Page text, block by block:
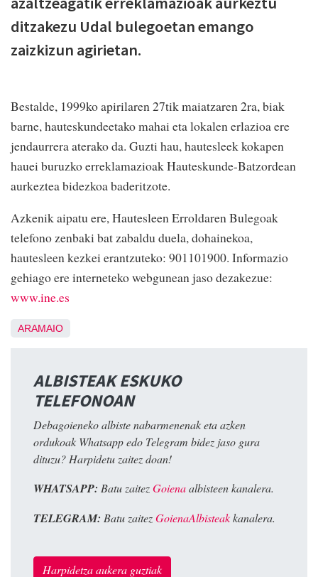
ditzakezu Udal bulegoetan emango
zaizkizun agirietan.
Bestalde, 1999ko apirilaren 27tik maiatzaren 2ra, biak
barne, hauteskundeetako mahai eta lokalen erlazioa ere
jendaurrera aterako da. Guzti hau, hautesleek kokapen
hauei buruzko erreklamazioak Hauteskunde-Batzordean
aurkeztea bidezkoa baderitzote.
Azkenik aipatu ere, Hautesleen Erroldaren Bulegoak
telefono zenbaki bat zabaldu duela, dohainekoa,
hautesleen kezkei erantzuteko: 901101900. Informazio
gehiago ere interneteko webgunean jaso dezakezue:
www.ine.es
ARAMAIO
ALBISTEAK ESKUKO
TELEFONOAN
Debagoieneko albiste nabarmenenak eta azken
ordukoak Whatsapp edo Telegram bidez jaso gura
dituzu? Harpidetu zaitez doan!
WHATSAPP: Batu zaitezGoienaalbisteen kanalera.
TELEGRAM: Batu zaitezGoienaAlbisteakkanalera.
Harpidetza aukera guztiak